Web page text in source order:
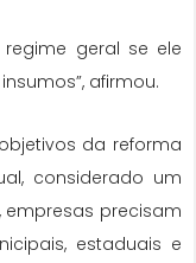
geral se ele
afirmou.
da reforma
considerado um
empresas precisam
estaduais e